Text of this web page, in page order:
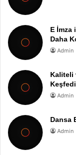
E İmza
Daha
Admin
Kaliteli
Admin
Dansa
Admin